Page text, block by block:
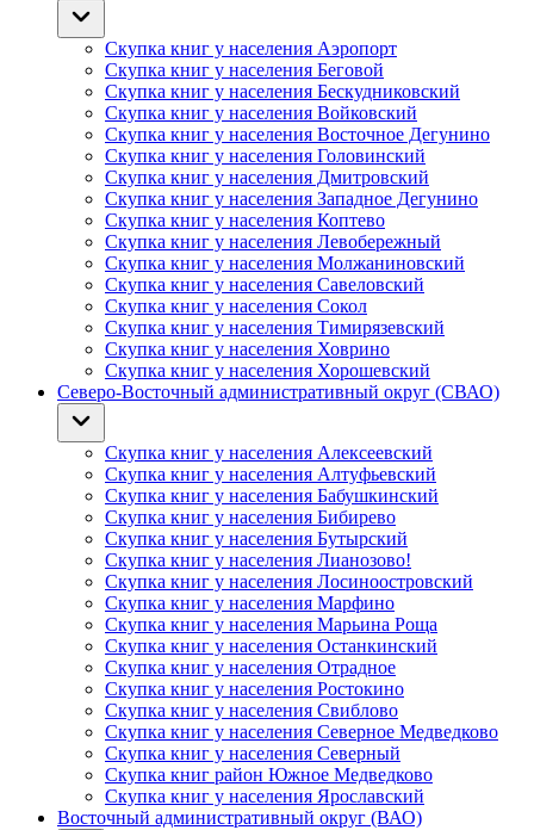
Скупка книг у населения Аэропорт
Скупка книг у населения Беговой
Скупка книг у населения Бескудниковский
Скупка книг у населения Войковский
Скупка книг у населения Восточное Дегунино
Скупка книг у населения Головинский
Скупка книг у населения Дмитровский
Скупка книг у населения Западное Дегунино
Скупка книг у населения Коптево
Скупка книг у населения Левобережный
Скупка книг у населения Молжаниновский
Скупка книг у населения Савеловский
Скупка книг у населения Сокол
Скупка книг у населения Тимирязевский
Скупка книг у населения Ховрино
Скупка книг у населения Хорошевский
Северо-Восточный административный округ (СВАО)
Скупка книг у населения Алексеевский
Скупка книг у населения Алтуфьевский
Скупка книг у населения Бабушкинский
Скупка книг у населения Бибирево
Скупка книг у населения Бутырский
Скупка книг у населения Лианозово!
Скупка книг у населения Лосиноостровский
Скупка книг у населения Марфино
Скупка книг у населения Марьина Роща
Скупка книг у населения Останкинский
Скупка книг у населения Отрадное
Скупка книг у населения Ростокино
Скупка книг у населения Свиблово
Скупка книг у населения Северное Медведково
Скупка книг у населения Северный
Скупка книг район Южное Медведково
Скупка книг у населения Ярославский
Восточный административный округ (ВАО)